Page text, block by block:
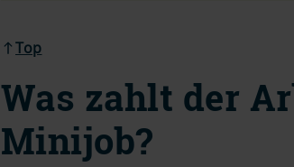
Top
Was zahlt der
Minijob?